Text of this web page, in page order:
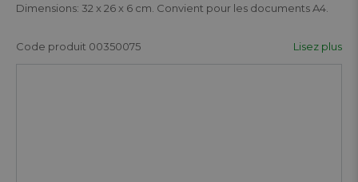
Dimensions: 32 x 26 x 6 cm. Convient pour les documents A4.
Code produit 00350075 Lisez plus